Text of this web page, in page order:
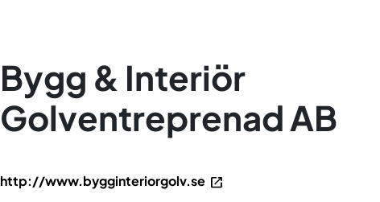
Bygg & Interiör
Golventreprenad AB
http://www.bygginteriorgolv.se